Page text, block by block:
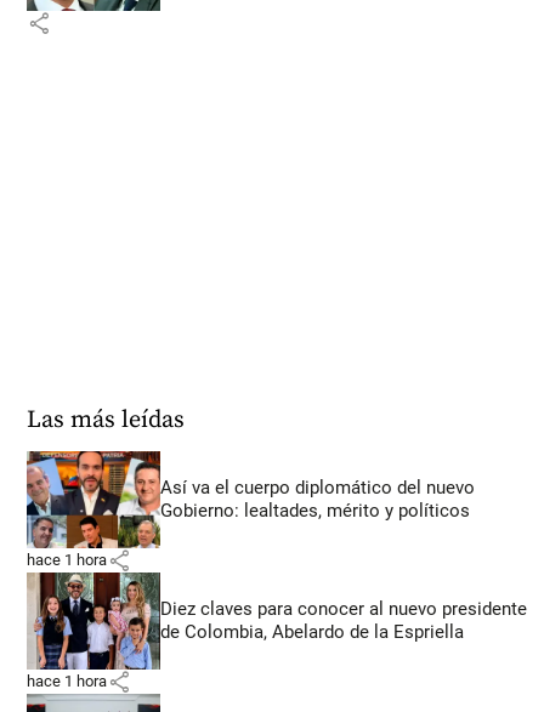
share
Las más leídas
Así va el cuerpo diplomático del nuevo
Gobierno: lealtades, mérito y políticos
hace 1 hora share
Diez claves para conocer al nuevo presidente
de Colombia, Abelardo de la Espriella
hace 1 hora share